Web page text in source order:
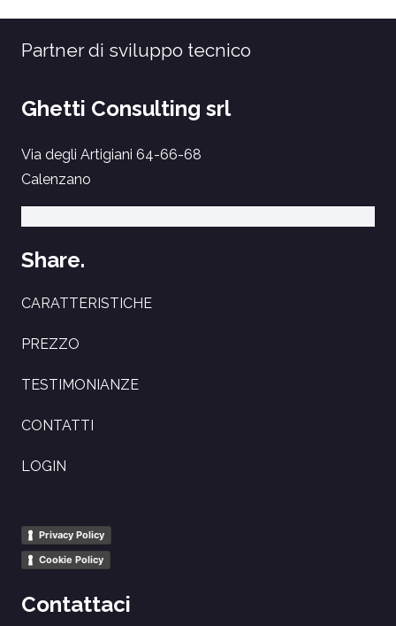
articoli
Partner di sviluppo tecnico
Ghetti Consulting srl
Via degli Artigiani 64-66-68
Calenzano
Share.
CARATTERISTICHE
PREZZO
TESTIMONIANZE
CONTATTI
LOGIN
Privacy Policy
Cookie Policy
Contattaci